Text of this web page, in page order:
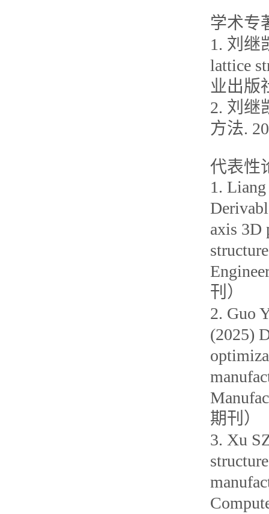
学术专
1. 刘继
lattice
业出版
2. 刘继
方法.
代表性
1.
axis 3D
刊）
2. Guo
(2025)
期刊）
3. Xu